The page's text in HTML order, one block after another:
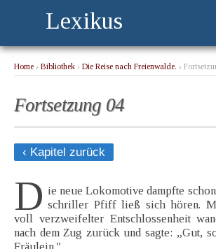
Lexikus
Home › Bibliothek › Die Reise nach Freienwalde. ›
Fortsetzung 04
‹ Kapitel zurück
D ie neue Lokomotive dampfte
schriller Pfiff ließ sich hören.
voll verzweifelter Entschlossenheit
nach dem Zug zurück und sagte: „Gut,